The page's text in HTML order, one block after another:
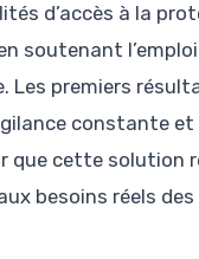
d’accès à la
soutenant
Les premiers
constante et
que cette solution
besoins réels des